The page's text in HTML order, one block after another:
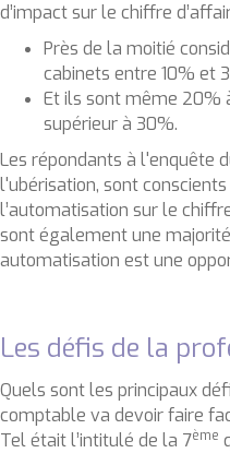
d’impact sur le chiffre
Près de la moitié
cabinets entre 10% et
Et ils sont même 20%
supérieur à 30%.
Les répondants à l'enquête
l'ubérisation, sont
l’automatisation sur le
sont également une
automatisation est une
Les défis de la
Quels sont les principaux
comptable va devoir faire
Tel était l’intitulé de la 7ème